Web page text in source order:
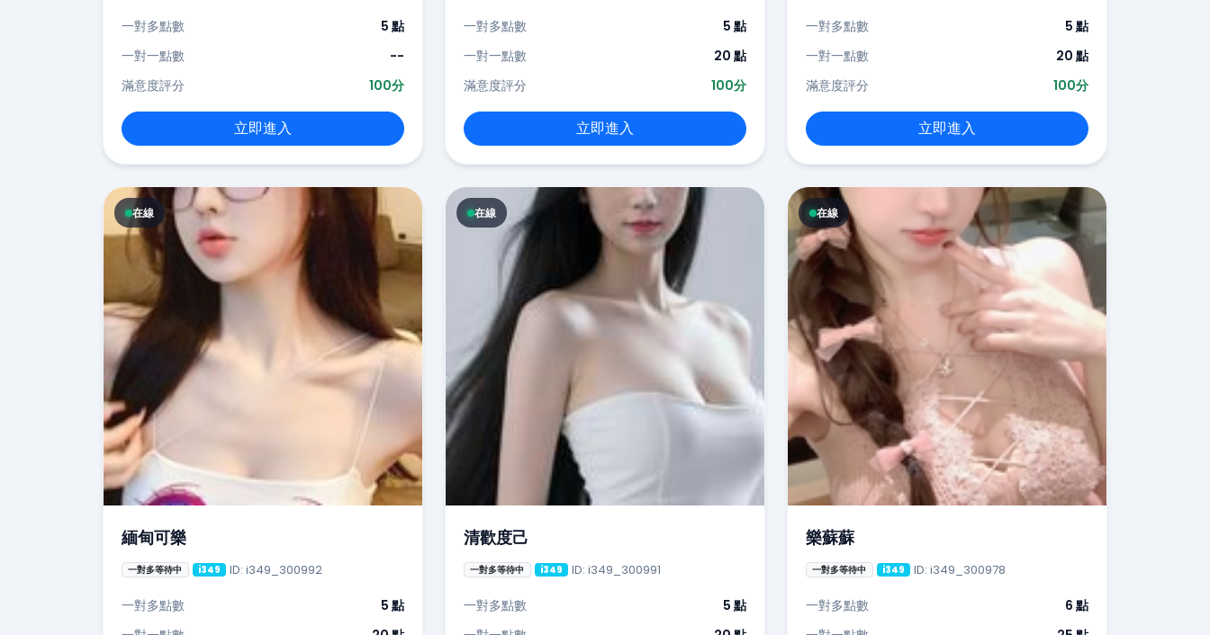
一對多點數
5 點
一對一點數
--
滿意度評分
100分
立即進入
一對多點數
5 點
一對一點數
20 點
滿意度評分
100分
立即進入
一對多點數
5 點
一對一點數
20 點
滿意度評分
100分
立即進入
在線
緬甸可樂
一對多等待中 i349 ID: i349_300992
一對多點數
5 點
在線
清歡度己
一對多等待中 i349 ID: i349_300991
一對多點數
5 點
在線
樂蘇蘇
一對多等待中 i349 ID: i349_300978
一對多點數
6 點